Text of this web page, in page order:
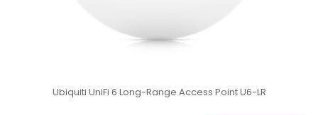
Ubiquiti UniFi 6 Long-Range Access Point U6-LR